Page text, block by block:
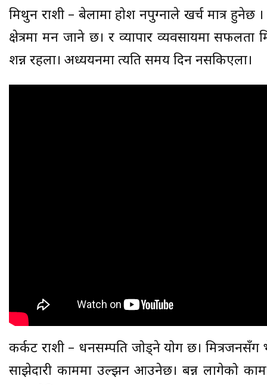
मिथुन राशी – बेलामा होश नपुग्नाले खर्च मात्र हुनेछ
क्षेत्रमा मन जाने छ। र व्यापार व्यवसायमा सफलता
प्रशन्न रहला। अध्ययनमा त्यति समय दिन नसकिएला।
कर्कट राशी – धनसम्पति जोड्ने योग छ।
साझेदारी काममा उल्झन आउनेछ। बन्न लागेको काम